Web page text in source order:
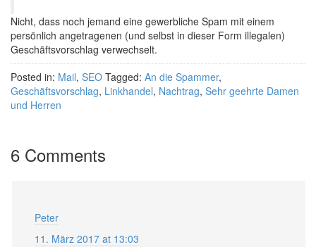
Nicht, dass noch jemand eine gewerbliche Spam mit einem
persönlich angetragenen (und selbst in dieser Form illegalen)
Geschäftsvorschlag verwechselt.
Posted in: Mail, SEO Tagged: An die Spammer,
Geschäftsvorschlag, Linkhandel, Nachtrag, Sehr geehrte Damen
und Herren
6 Comments
Peter
11. März 2017 at 13:03